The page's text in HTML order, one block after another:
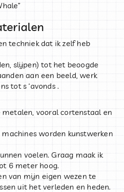
techniek dat ik zelf heb
slijpen) tot het beoogde
aan een beeld, werk
tot s ‘avonds .
metalen, vooral cortenstaal en
worden kunstwerken
voelen. Graag maak ik
6 meter hoog.
van mijn eigen wezen te
uit het verleden en heden.